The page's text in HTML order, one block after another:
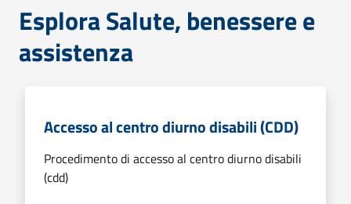
Esplora Salute, benessere e
assistenza
Accesso al centro diurno disabili (CDD)
Procedimento di accesso al centro diurno disabili
(cdd)